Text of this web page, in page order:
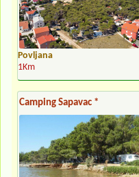
Povljana
1Km
Camping Sapavac *